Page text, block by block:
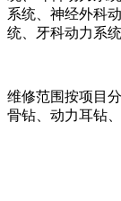
系统、神经外科
统、牙科动力系
维修范围按项目
骨钻、动力耳钻